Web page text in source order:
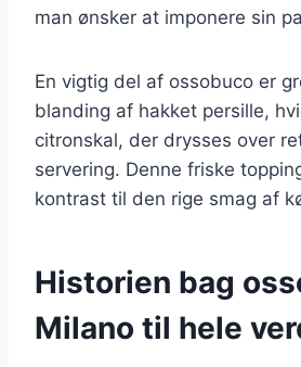
man ønsker at imponere sin
En vigtig del af ossobuco er
blanding af hakket persille,
citronskal, der drysses over
servering. Denne friske
kontrast til den rige smag af
Historien bag
Milano til hele